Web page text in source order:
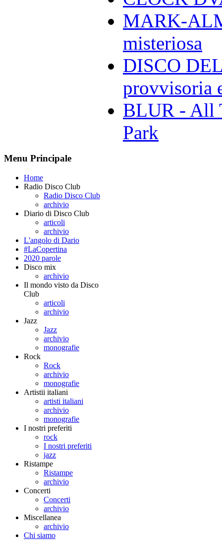
MARK-
misteriosa
DISCO
provvisoria
BLUR - All
Park
Menu Principale
Home
Radio Disco Club
Radio Disco Club
archivio
Diario di Disco Club
articoli
archivio
L'angolo di Dario
#LaCopertina
2020 parole
Disco mix
archivio
Il mondo visto da Disco
Club
articoli
archivio
Jazz
Jazz
archivio
monografie
Rock
Rock
archivio
monografie
Artistii italiani
artisti italiani
archivio
monografie
I nostri preferiti
rock
I nostri preferiti
jazz
Ristampe
Ristampe
archivio
Concerti
Concerti
archivio
Miscellanea
archivio
Chi siamo